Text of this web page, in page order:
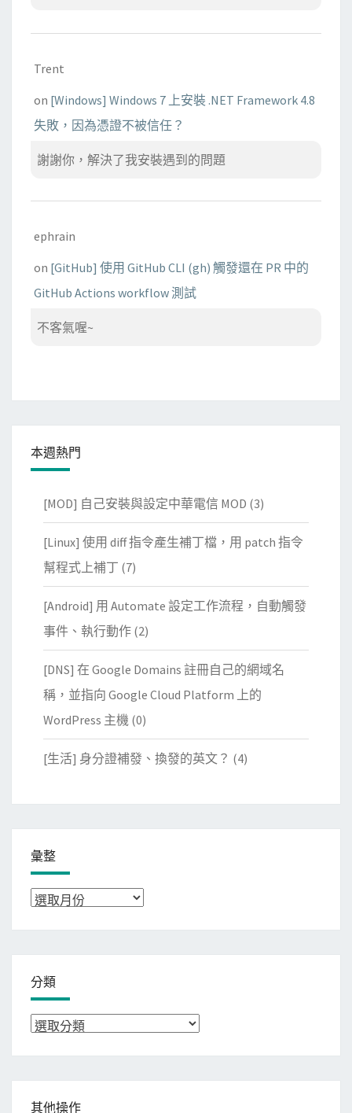
Trent
on [Windows] Windows 7 上安裝 .NET Framework 4.8
失敗，因為憑證不被信任？
謝謝你，解決了我安裝遇到的問題
ephrain
on [GitHub] 使用 GitHub CLI (gh) 觸發還在 PR 中的
GitHub Actions workflow 測試
不客氣喔~
本週熱門
[MOD] 自己安裝與設定中華電信 MOD (3)
[Linux] 使用 diff 指令產生補丁檔，用 patch 指令
幫程式上補丁 (7)
[Android] 用 Automate 設定工作流程，自動觸發
事件、執行動作 (2)
[DNS] 在 Google Domains 註冊自己的網域名
稱，並指向 Google Cloud Platform 上的
WordPress 主機 (0)
[生活] 身分證補發、換發的英文？ (4)
彙整
彙
分類
分
其他操作